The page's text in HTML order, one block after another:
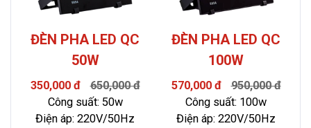
ĐÈN PHA LED QC
50W
350,000 đ
650,000 đ
Công suất: 50w
Điện áp: 220V/50Hz
ĐÈN PHA LED QC
100W
570,000 đ
950,000 đ
Công suất: 100w
Điện áp: 220V/50Hz